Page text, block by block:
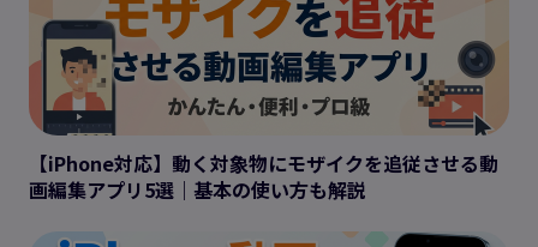
【iPhone対応】動く対象物にモザイクを追従させる動
画編集アプリ5選｜基本の使い方も解説